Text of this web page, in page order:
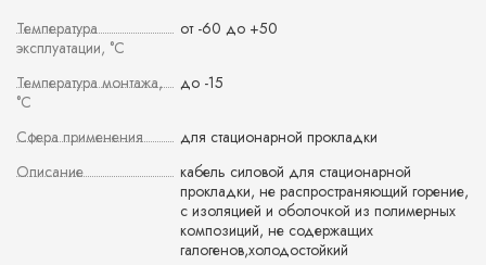
Температура
эксплуатации, °С
от -60 до +50
Температура монтажа,
°С
до -15
Сфера применения
для стационарной прокладки
Описание
кабель силовой для стационарной
прокладки, не распространяющий горение,
с изоляцией и оболочкой из полимерных
композиций, не содержащих
галогенов,холодостойкий